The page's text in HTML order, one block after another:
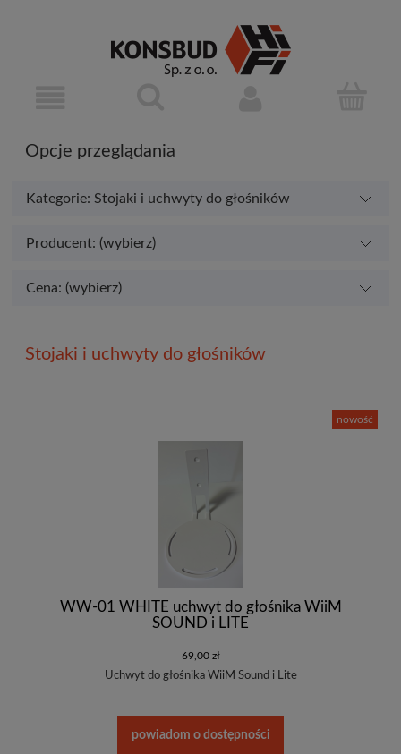
Opcje przeglądania
Kategorie: Stojaki i uchwyty do głośników
Producent: (wybierz)
Cena: (wybierz)
Stojaki i uchwyty do głośników
WW-01 WHITE uchwyt do głośnika WiiM
SOUND i LITE
69,00 zł
Uchwyt do głośnika WiiM Sound i Lite
powiadom o dostępności
nowość